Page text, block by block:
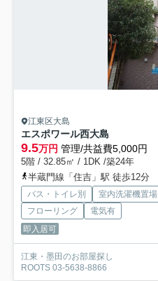
江東区大島
エスポワール西大島
9.5万円 管理/共益費5,000円
5階 / 32.85㎡ / 1DK /築24年
半蔵門線「住吉」駅 徒歩12分
バス・トイレ別 室内洗濯機置場
フローリング
電気有
即入居可
江東・墨田のお部屋探し
ROOTS 03-5638-8866